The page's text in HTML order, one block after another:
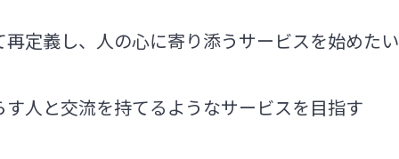
定義し、人の心に寄り添うサービスを始めたい
人と交流を持てるようなサービスを目指す